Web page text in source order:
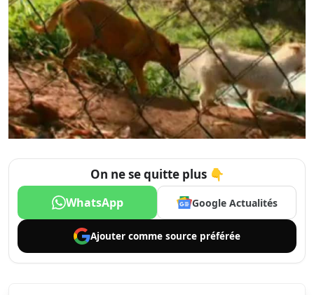
On ne se quitte plus 👇
WhatsApp Google Actualités
Ajouter comme source préférée